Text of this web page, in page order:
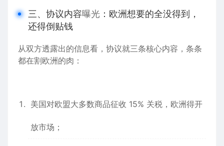
三、协议内容曝光 ：欧洲想要的全没得到，
还得倒贴钱
从双方透露出的信息看，协议就三条核心内容，条条
都在割欧洲的肉：
美国对欧盟大多数商品征收 15% 关税，欧洲得开
放市场 ；